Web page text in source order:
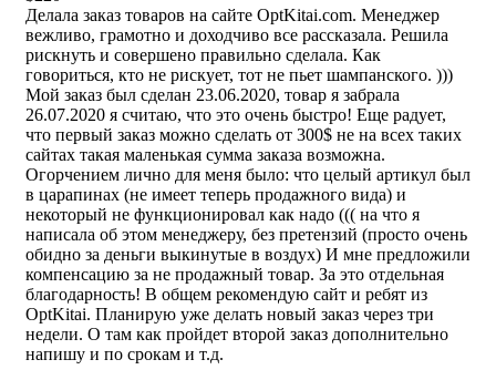
Делала заказ товаров на сайте OptKitai.com. Менеджер
вежливо, грамотно и доходчиво все рассказала. Решила
рискнуть и совершено правильно сделала. Как
говориться, кто не рискует, тот не пьет шампанского. )))
Мой заказ был сделан 23.06.2020, товар я забрала
26.07.2020 я считаю, что это очень быстро! Еще радует,
что первый заказ можно сделать от 300$ не на всех таких
сайтах такая маленькая сумма заказа возможна.
Огорчением лично для меня было: что целый артикул был
в царапинах (не имеет теперь продажного вида) и
некоторый не функционировал как надо ((( на что я
написала об этом менеджеру, без претензий (просто очень
обидно за деньги выкинутые в воздух) И мне предложили
компенсацию за не продажный товар. За это отдельная
благодарность! В общем рекомендую сайт и ребят из
OptKitai. Планирую уже делать новый заказ через три
недели. О там как пройдет второй заказ дополнительно
напишу и по срокам и т.д.